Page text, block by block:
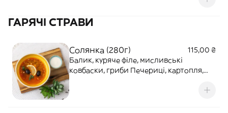
ГАРЯЧІ СТРАВИ
Солянка (280г)
115,00 ₴
Балик, куряче філе, мисливські
ковбаски, гриби Печериці, картопля,